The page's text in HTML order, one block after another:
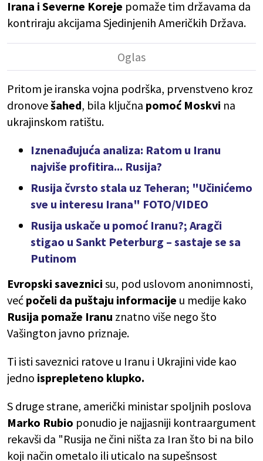
Irana i Severne Koreje pomaže tim državama da
kontriraju akcijama Sjedinjenih Američkih Država.
Pritom je iranska vojna podrška, prvenstveno kroz
dronovešahed, bila ključna pomoć Moskvi na
ukrajinskom ratištu.
Iznenađujuća analiza: Ratom u Iranu
najviše profitira... Rusija?
Rusija čvrsto stala uz Teheran; "Učinićemo
sve u interesu Irana" FOTO/VIDEO
Rusija uskače u pomoć Iranu?; Aragči
stigao u Sankt Peterburg – sastaje se sa
Putinom
Evropski saveznici su, pod uslovom anonimnosti,
već počeli da puštaju informacije u medije kako
Rusija pomaže Iranu znatno više nego što
Vašington javno priznaje.
Ti isti saveznici ratove u Iranu i Ukrajini vide kao
jedno isprepleteno klupko.
S druge strane, američki ministar spoljnih poslova
Marko Rubio ponudio je najjasniji kontraargument
rekavši da "Rusija ne čini ništa za Iran što bi na bilo
koji način ometalo ili uticalo na supešnsost